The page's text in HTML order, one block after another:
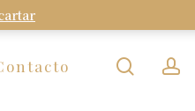
search